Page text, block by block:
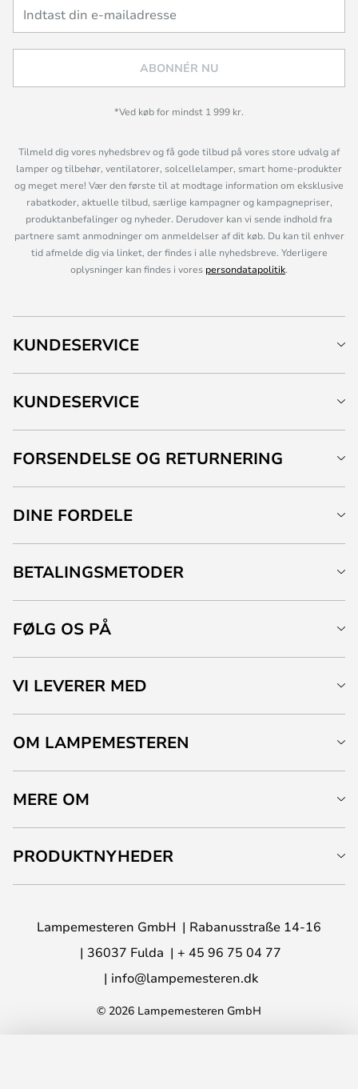
ABONNÉR NU
*Ved køb for mindst 1 999 kr.
Tilmeld dig vores nyhedsbrev og få gode tilbud på vores store udvalg af
lamper og tilbehør, ventilatorer, solcellelamper, smart home-produkter
og meget mere! Vær den første til at modtage information om eksklusive
rabatkoder, aktuelle tilbud, særlige kampagner og kampagnepriser,
produktanbefalinger og nyheder. Derudover kan vi sende indhold fra
partnere samt anmodninger om anmeldelser af dit køb. Du kan til enhver
tid afmelde dig via linket, der findes i alle nyhedsbreve. Yderligere
oplysninger kan findes i vores persondatapolitik.
KUNDESERVICE
KUNDESERVICE
FORSENDELSE OG RETURNERING
DINE FORDELE
BETALINGSMETODER
FØLG OS PÅ
VI LEVERER MED
OM LAMPEMESTEREN
MERE OM
PRODUKTNYHEDER
Lampemesteren GmbH
Rabanusstraße 14-16
36037 Fulda
+ 45 96 75 04 77
info@lampemesteren.dk
© 2026 Lampemesteren GmbH